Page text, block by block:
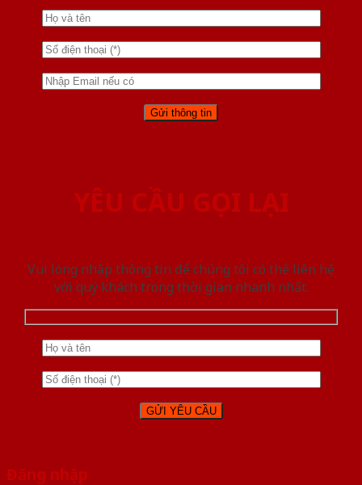
YÊU CẦU GỌI LẠI
Vui lòng nhập thông tin để chúng tôi có thể liên hệ
với quý khách trong thời gian nhanh nhất.
Đăng nhập